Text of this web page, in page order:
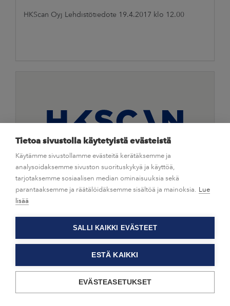
HKScan Oyj Lehdistötiedote 19.4.2017 klo 12.00
10.4.2017
HKScan Oyj:n hallitus päätti
avainhenkilöiden osakepohjaisesta
pitkän aikavälin
kannustinjärjestelmästä
Tietoa sivustolla käytetyistä evästeistä
Käytämme sivustollamme evästeitä kerätäksemme ja
analysoidaksemme sivuston suorituskykyä ja käyttöä,
tarjotaksemme sosiaalisen median ominaisuuksia sekä
parantaaksemme ja räätälöidäksemme sisältöä ja mainoksia. Lue
lisää
SALLI KAIKKI EVÄSTEET
ESTÄ KAIKKI
EVÄSTEASETUKSET